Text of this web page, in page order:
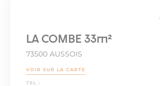
LA COMBE 33m²
73500 AUSSOIS
VOIR SUR LA CARTE
TEL :